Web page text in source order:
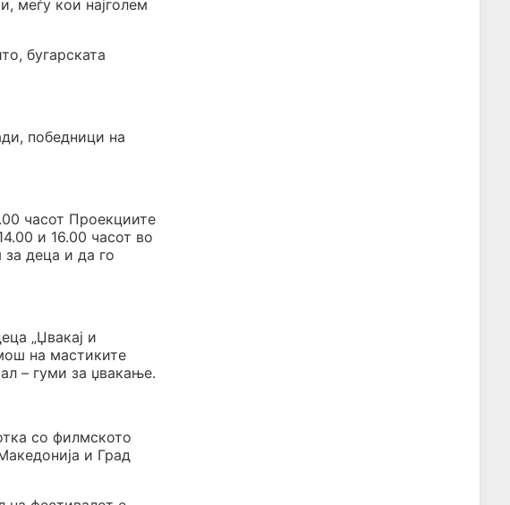
меѓу кои најголем
бугарската
победници на
часот Проекциите
и 16.00 часот во
деца и да го
„Џвакај и
на мастиките
– гуми за џвакање.
со филмското
и Град